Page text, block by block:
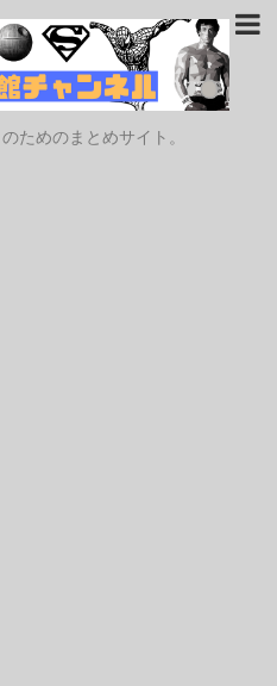
ためのまとめサイト。